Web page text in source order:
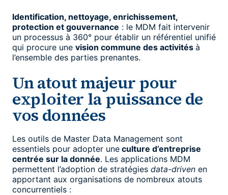
Identification, nettoyage, enrichissement,
protection et gouvernance : le MDM fait intervenir
un processus à 360° pour établir un référentiel unifié
qui procure une vision commune des activités à
l’ensemble des parties prenantes.
Un atout majeur pour
exploiter la puissance de
vos données
Les outils de Master Data Management sont
essentiels pour adopter une culture d’entreprise
centrée sur la donnée. Les applications MDM
permettent l’adoption de stratégies data-driven en
apportant aux organisations de nombreux atouts
concurrentiels :